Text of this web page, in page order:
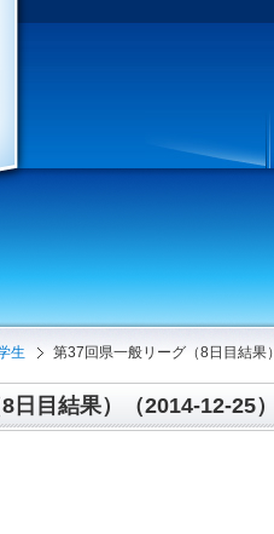
生 第37回県一般リーグ（8日目結果）
目結果）（2014-12-25）